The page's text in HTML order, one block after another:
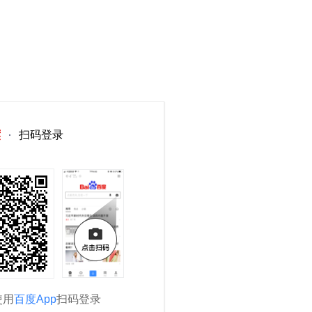
扫码登录
百度App扫码登录